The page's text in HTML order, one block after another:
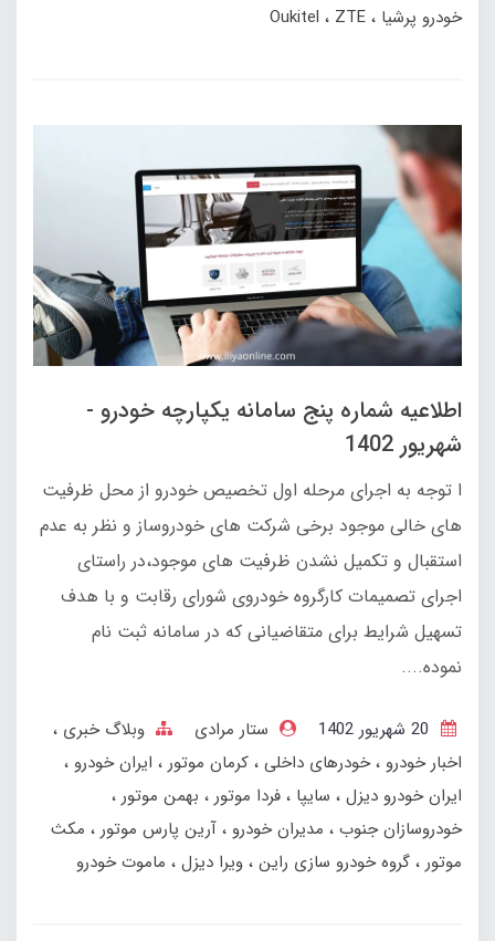
خودرو پرشیا
Oukitel ZTE
اطلاعیه شماره پنج سامانه یکپارچه خودرو -
شهریور 1402
ا توجه به اجرای مرحله اول تخصیص خودرو از محل ظرفیت
های خالی موجود برخی شرکت های خودروساز و نظر به عدم
استقبال و تکمیل نشدن ظرفیت های موجود،در راستای
اجرای تصمیمات کارگروه خودروی شورای رقابت و با هدف
تسهیل شرایط برای متقاضیانی که در سامانه ثبت نام
نموده....
ستار مرادی
وبلاگ خبری
اخبار خودرو
خودرهای داخلی کرمان موتور
ایران خودرو
ایران خودرو دیزل
سایپا فردا موتور
بهمن‌ موتور
خودروسازان جنوب
مدیران خودرو آرین پارس موتور
مکث
موتور گروه خودرو سازی راین ویرا دیزل ماموت خودرو